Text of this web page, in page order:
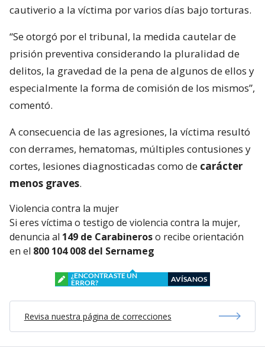
cautiverio a la víctima por varios días bajo torturas.
“Se otorgó por el tribunal, la medida cautelar de
prisión preventiva considerando la pluralidad de
delitos, la gravedad de la pena de algunos de ellos y
especialmente la forma de comisión de los mismos”,
comentó.
A consecuencia de las agresiones, la víctima resultó
con derrames, hematomas, múltiples contusiones y
cortes, lesiones diagnosticadas como de carácter
menos graves.
Violencia contra la mujer
Si eres víctima o testigo de violencia contra la mujer,
denuncia al 149 de Carabineroso recibe orientación
en el 800 104 008 del Sernameg
¿ENCONTRASTE UN
ERROR?
AVÍSANOS
Revisa nuestra página de correcciones